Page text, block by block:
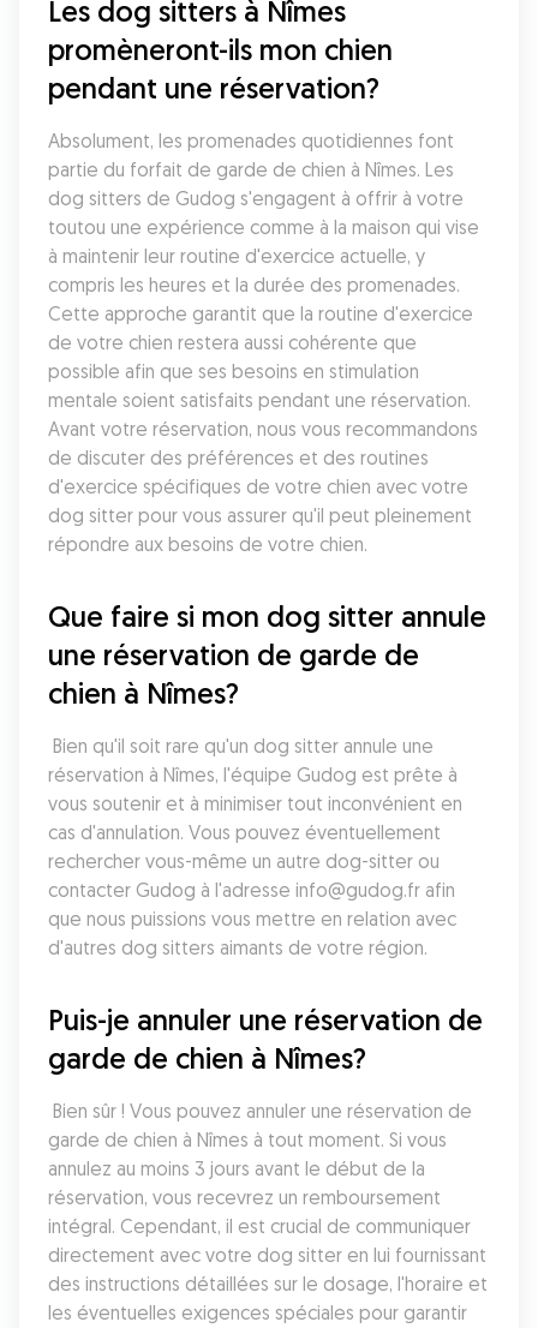
Les dog sitters à Nîmes
promèneront-ils mon chien
pendant une réservation?
Absolument, les promenades quotidiennes font
partie du forfait de garde de chien à Nîmes. Les
dog sitters de Gudog s'engagent à offrir à votre
toutou une expérience comme à la maison qui vise
à maintenir leur routine d'exercice actuelle, y
compris les heures et la durée des promenades.
Cette approche garantit que la routine d'exercice
de votre chien restera aussi cohérente que
possible afin que ses besoins en stimulation
mentale soient satisfaits pendant une réservation.
Avant votre réservation, nous vous recommandons
de discuter des préférences et des routines
d'exercice spécifiques de votre chien avec votre
dog sitter pour vous assurer qu'il peut pleinement
répondre aux besoins de votre chien.
Que faire si mon dog sitter annule
une réservation de garde de
chien à Nîmes?
réservation à Nîmes, l'équipe Gudog est prête à
vous soutenir et à minimiser tout inconvénient en
cas d'annulation. Vous pouvez éventuellement
rechercher vous-même un autre dog-sitter ou
contacter Gudog à l'adresse info@gudog.fr afin
que nous puissions vous mettre en relation avec
d'autres dog sitters aimants de votre région.
Puis-je annuler une réservation de
garde de chien à Nîmes?
garde de chien à Nîmes à tout moment. Si vous
annulez au moins 3 jours avant le début de la
réservation, vous recevrez un remboursement
intégral. Cependant, il est crucial de communiquer
directement avec votre dog sitter en lui fournissant
des instructions détaillées sur le dosage, l'horaire et
les éventuelles exigences spéciales pour garantir